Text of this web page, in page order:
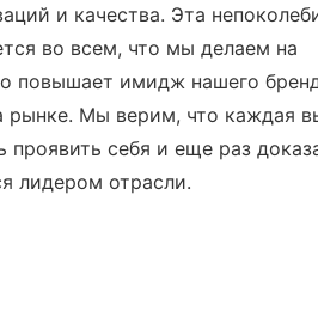
и качества. Эта
во всем, что мы делаем на
повышает имидж нашего
рынке. Мы верим, что каждая
себя и еще раз
лидером отрасли.